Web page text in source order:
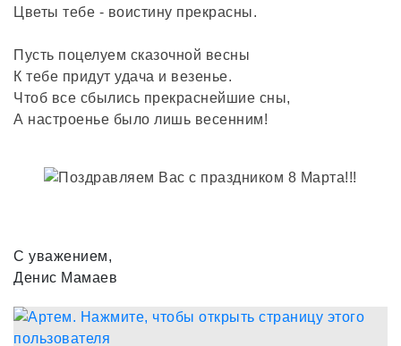
Цветы тебе - воистину прекрасны.
Пусть поцелуем сказочной весны
К тебе придут удача и везенье.
Чтоб все сбылись прекраснейшие сны,
А настроенье было лишь весенним!
С уважением,
Денис Мамаев